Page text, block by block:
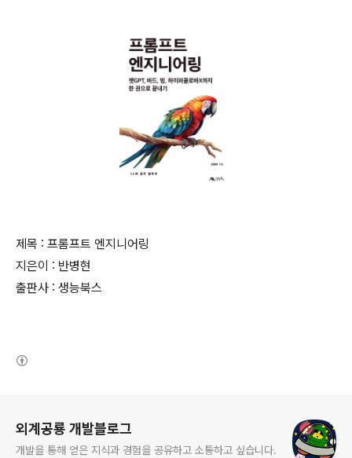
제목 : 프롬프트 엔지니어링
지은이 : 반병현
출판사 : 생능북스
외계공룡 개발블로그
개발을 통해 얻은 지식과 경험을 공유하고 소통하고 싶습니다.